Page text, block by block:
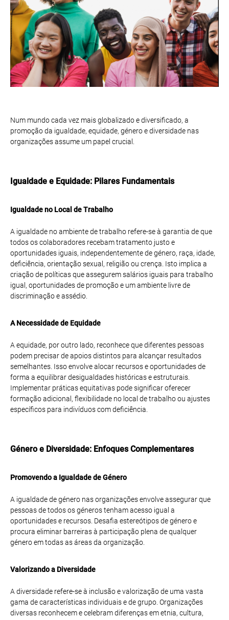
Num mundo cada vez mais globalizado e diversificado, a
promoção da igualdade, equidade, género e diversidade nas
organizações assume um papel crucial.
Igualdade e Equidade: Pilares Fundamentais
Igualdade no Local de Trabalho
A igualdade no ambiente de trabalho refere-se à garantia de que
todos os colaboradores recebam tratamento justo e
oportunidades iguais, independentemente de género, raça, idade,
deficiência, orientação sexual, religião ou crença. Isto implica a
criação de políticas que assegurem salários iguais para trabalho
igual, oportunidades de promoção e um ambiente livre de
discriminação e assédio.
A Necessidade de Equidade
A equidade, por outro lado, reconhece que diferentes pessoas
podem precisar de apoios distintos para alcançar resultados
semelhantes. Isso envolve alocar recursos e oportunidades de
forma a equilibrar desigualdades históricas e estruturais.
Implementar práticas equitativas pode significar oferecer
formação adicional, flexibilidade no local de trabalho ou ajustes
específicos para indivíduos com deficiência.
Género e Diversidade: Enfoques Complementares
Promovendo a Igualdade de Género
A igualdade de género nas organizações envolve assegurar que
pessoas de todos os géneros tenham acesso igual a
oportunidades e recursos. Desafia estereótipos de género e
procura eliminar barreiras à participação plena de qualquer
género em todas as áreas da organização.
Valorizando a Diversidade
A diversidade refere-se à inclusão e valorização de uma vasta
gama de características individuais e de grupo. Organizações
diversas reconhecem e celebram diferenças em etnia, cultura,